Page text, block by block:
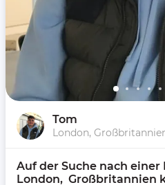
Tom
London,
Auf der Suche nach
London,  Großbritannien